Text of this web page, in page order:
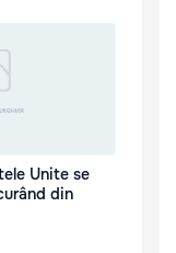
Unite se
din